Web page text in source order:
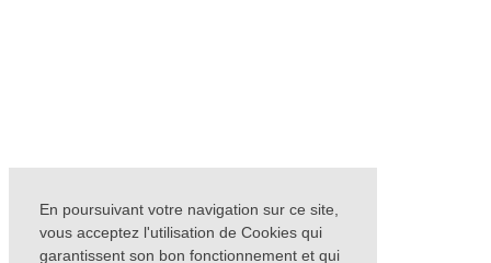
En poursuivant votre navigation sur ce site,
vous acceptez l'utilisation de Cookies qui
garantissent son bon fonctionnement et qui